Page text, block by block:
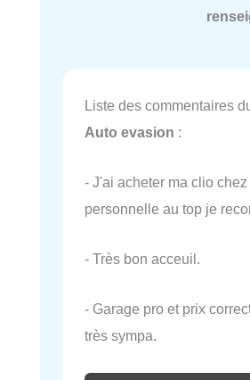
Liste des commentaires
Auto evasion :
- J'ai acheter ma clio
personnelle au top je
- Très bon acceuil.
- Garage pro et prix
très sympa.